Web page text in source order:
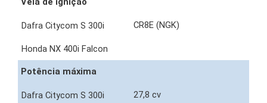
CR8E (NGK)
Potência máxima
27,8 cv